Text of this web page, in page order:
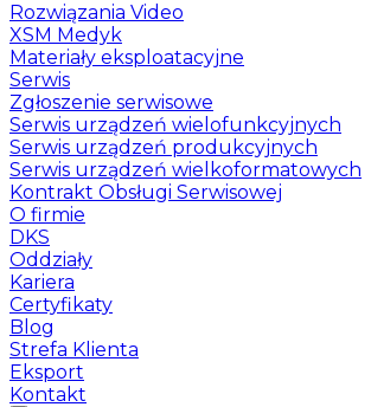
Rozwiązania Video
XSM Medyk
Materiały eksploatacyjne
Serwis
Zgłoszenie serwisowe
Serwis urządzeń wielofunkcyjnych
Serwis urządzeń produkcyjnych
Serwis urządzeń wielkoformatowych
Kontrakt Obsługi Serwisowej
O firmie
DKS
Oddziały
Kariera
Certyfikaty
Blog
Strefa Klienta
Eksport
Kontakt